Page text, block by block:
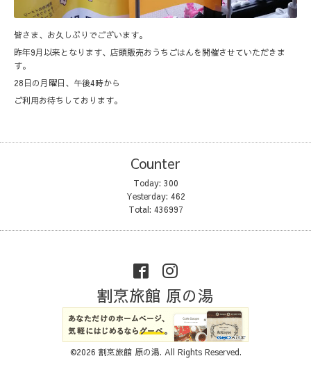
皆さま、お久しぶりでございます。
昨年9月以来となります、店頭販売おうちごはんを開催させていただきま
す。
28日の月曜日、午後4時から
ご利用お待ちしております。
Counter
Today: 300
Yesterday: 462
Total: 436997
割烹旅館 原の湯
©2026 割烹旅館 原の湯. All Rights Reserved.